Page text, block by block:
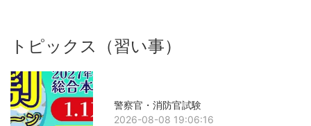
トピックス（習い事）
警察官・消防官試験
2026-08-08 19:06:16